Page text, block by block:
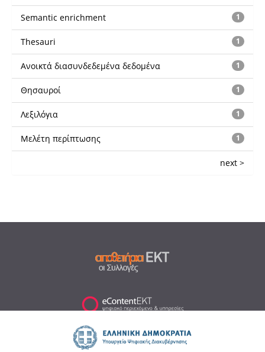
1
Semantic enrichment
1
Thesauri
1
Ανοικτά διασυνδεδεμένα δεδομένα
1
Θησαυροί
1
Λεξιλόγια
1
Μελέτη περίπτωσης
next >